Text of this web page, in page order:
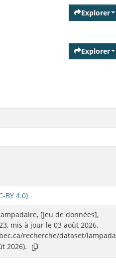
Explorer
Explorer
BY 4.0)
[Jeu de données],
mis à jour le 03 août 2026.
recherche/dataset/lampada
2026).